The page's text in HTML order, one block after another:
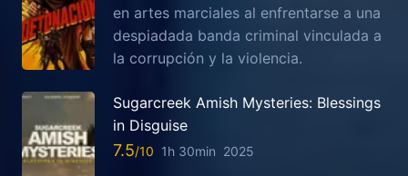
en artes marciales al enfrentarse a una
despiadada banda criminal vinculada a
la corrupción y la violencia.
Sugarcreek Amish Mysteries: Blessings
in Disguise
7.5 1h 30min 2025